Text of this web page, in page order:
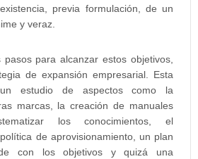
previa formulación, de un
y veraz.
para alcanzar estos objetivos,
de expansión empresarial. Esta
estudio de aspectos como la
marcas, la creación de manuales
los conocimientos, el
de aprovisionamiento, un plan
con los objetivos y quizá una